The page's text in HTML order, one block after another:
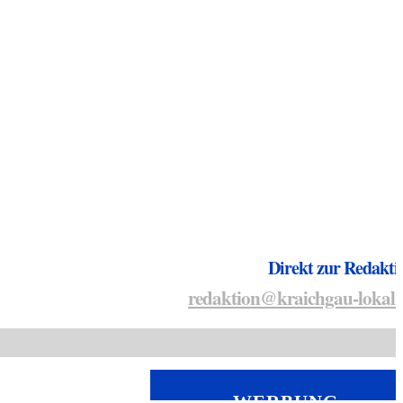
Direkt zur
redaktion@kraichgau-